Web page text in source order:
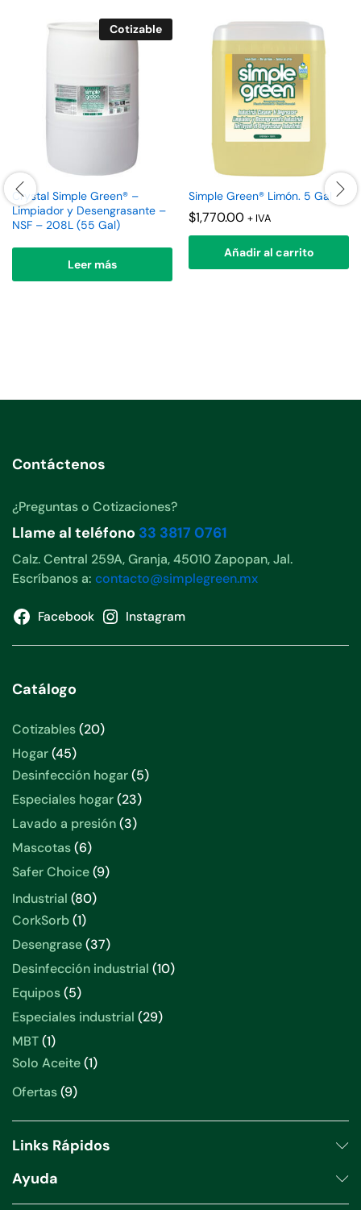
Cotizable
Crystal Simple Green® –
Limpiador y Desengrasante –
NSF – 208L (55 Gal)
Leer más
Simple Green® Limón. 5 Gal
$1,770.00 + IVA
Añadir al carrito
Contáctenos
¿Preguntas o Cotizaciones?
Llame al teléfono 33 3817 0761
Calz. Central 259A, Granja, 45010 Zapopan, Jal.
Escríbanos a: contacto@simplegreen.mx
Facebook Instagram
Catálogo
Cotizables 2020
Hogar 4545
productos
Desinfección hogar 55
Especiales hogar 2323
productos
Lavado a presión 33
Mascotas 66
productos
Safer Choice 99
Industrial 8080
CorkSorb 11
producto
Desengrase 3737
productos
Desinfección industrial 1010
Equipos 55
productos
Especiales industrial 2929
MBT 11
producto
Solo Aceite 11
Ofertas 99
Links Rápidos
Ayuda